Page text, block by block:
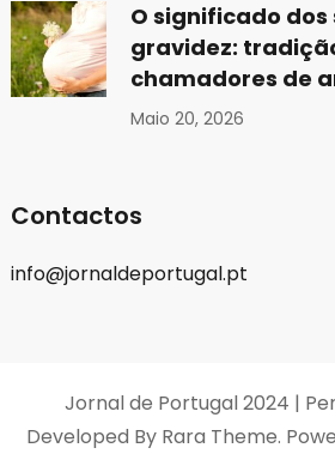
O significado dos
gravidez:
chamadores de
Maio 20, 2026
Contactos
info@jornaldeportugal.pt
Jornal de Portugal 2024 |
Developed By Rara Theme.